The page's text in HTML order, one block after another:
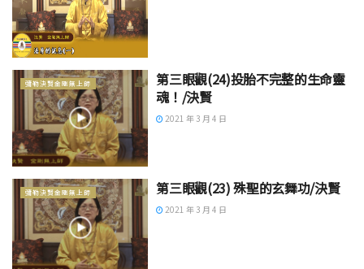
彌勒決賢金剛無上師
第三眼觀(24)投胎不完整的生命靈
魂！/決賢
2021 年 3 月 4 日
彌勒決賢金剛無上師 第三眼觀(23) 殊聖的玄舞功/決賢
2021 年 3 月 4 日